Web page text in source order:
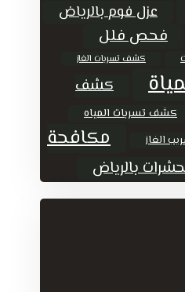
عزل فوم بالرياض
فحص فلل
كشف تسربات الغاز
كشف
كشف تسربات المياه
الغاز
مكافحة
بالرياض